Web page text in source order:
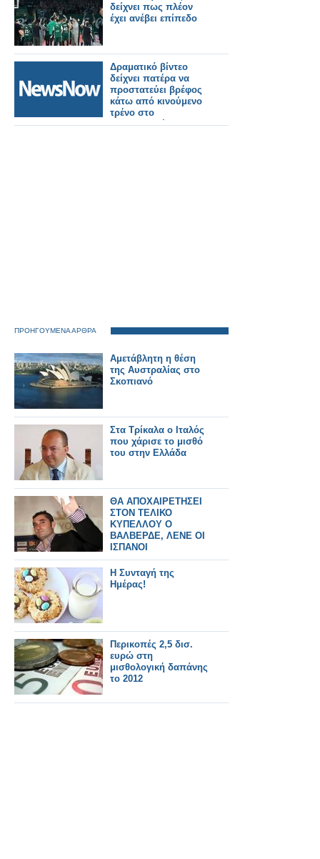
δείχνει πως πλέον
έχει ανέβει επίπεδο
Δραματικό βίντεο
δείχνει πατέρα να
προστατεύει βρέφος
κάτω από κινούμενο
τρένο στο
Μπαγκλαντές!
ΠΡΟΗΓΟΥΜΕΝΑ ΑΡΘΡΑ
Αμετάβλητη η θέση
της Αυστραλίας στο
Σκοπιανό
Στα Τρίκαλα ο Ιταλός
που χάρισε το μισθό
του στην Ελλάδα
ΘΑ ΑΠΟΧΑΙΡΕΤΗΣΕΙ
ΣΤΟΝ ΤΕΛΙΚΟ
ΚΥΠΕΛΛΟΥ Ο
ΒΑΛΒΕΡΔΕ, ΛΕΝΕ ΟΙ
ΙΣΠΑΝΟΙ
Η Συνταγή της
Ημέρας!
Περικοπές 2,5 δισ.
ευρώ στη
μισθολογική δαπάνης
το 2012